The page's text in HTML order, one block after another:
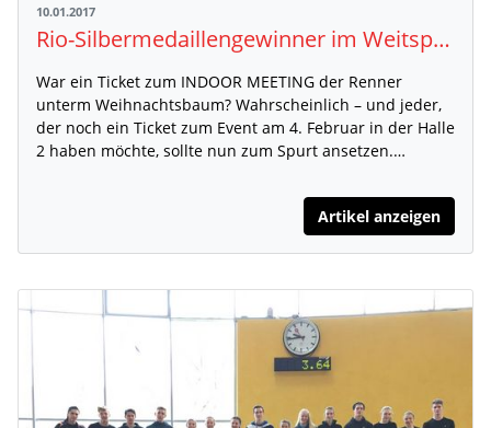
10.01.2017
Rio-Silbermedaillengewinner im Weitsprung versucht sich am Uralt-Meetingrekord beim INDOOR MEETING Karlsruhe
War ein Ticket zum INDOOR MEETING der Renner
unterm Weihnachtsbaum? Wahrscheinlich – und jeder,
der noch ein Ticket zum Event am 4. Februar in der Halle
2 haben möchte, sollte nun zum Spurt ansetzen.…
Artikel anzeigen